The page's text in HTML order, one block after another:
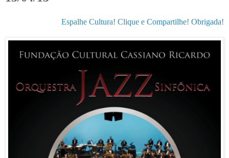
Espalhe Cultura! Clique e Compartilhe! Obrigada!